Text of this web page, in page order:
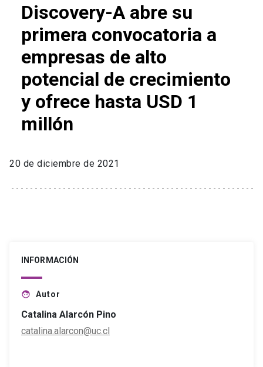
Discovery-A abre su
primera convocatoria a
empresas de alto
potencial de crecimiento
y ofrece hasta USD 1
millón
20 de diciembre de 2021
INFORMACIÓN
face Autor
Catalina Alarcón Pino
catalina.alarcon@uc.cl